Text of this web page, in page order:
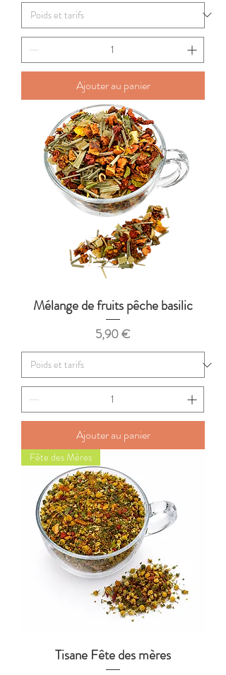
Ajouter au panier
Mélange de fruits pêche basilic
Prix
5,90 €
Ajouter au panier
Fête des Mères
Tisane Fête des mères